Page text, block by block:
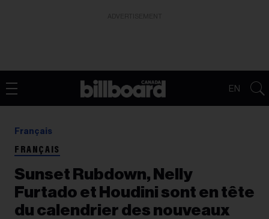
EN
Français
FRANÇAIS
Sunset Rubdown, Nelly
Furtado et Houdini sont en tête
du calendrier des nouveaux